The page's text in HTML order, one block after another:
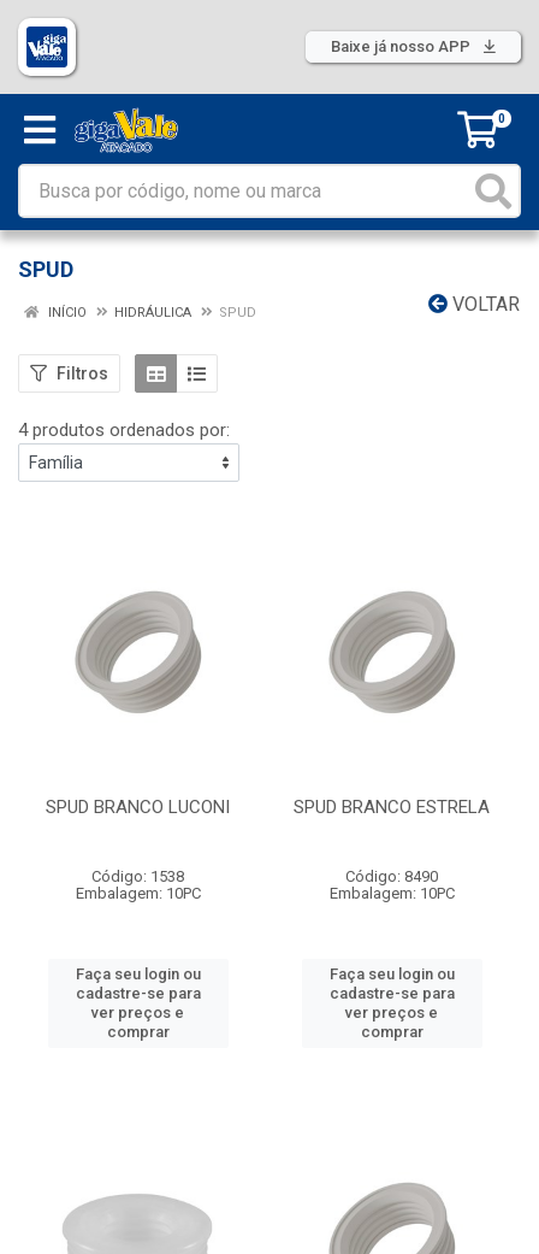
Baixe já nosso APP
0
SPUD
VOLTAR
INÍCIO HIDRÁULICA SPUD
Filtros
4 produtos ordenados por:
SPUD BRANCO LUCONI
Código: 1538
Embalagem: 10PC
Faça seu login ou
cadastre-se para
ver preços e
comprar
SPUD BRANCO ESTRELA
Código: 8490
Embalagem: 10PC
Faça seu login ou
cadastre-se para
ver preços e
comprar